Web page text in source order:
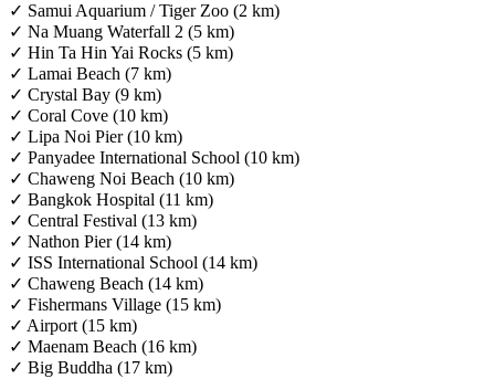
✓ Samui Aquarium / Tiger Zoo (2 km)
✓ Na Muang Waterfall 2 (5 km)
✓ Hin Ta Hin Yai Rocks (5 km)
✓ Lamai Beach (7 km)
✓ Crystal Bay (9 km)
✓ Coral Cove (10 km)
✓ Lipa Noi Pier (10 km)
✓ Panyadee International School (10 km)
✓ Chaweng Noi Beach (10 km)
✓ Bangkok Hospital (11 km)
✓ Central Festival (13 km)
✓ Nathon Pier (14 km)
✓ ISS International School (14 km)
✓ Chaweng Beach (14 km)
✓ Fishermans Village (15 km)
✓ Airport (15 km)
✓ Maenam Beach (16 km)
✓ Big Buddha (17 km)